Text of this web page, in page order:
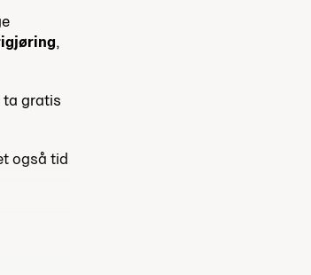
,
ta gratis
også tid